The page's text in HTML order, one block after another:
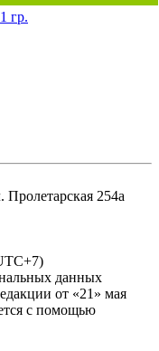
гр.
Пролетарская 254а
данных
от «21» мая
с помощью